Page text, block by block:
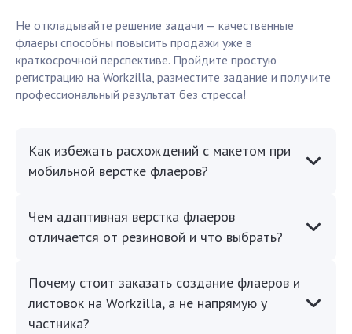
Не откладывайте решение задачи — качественные
флаеры способны повысить продажи уже в
краткосрочной перспективе. Пройдите простую
регистрацию на Workzilla, разместите задание и получите
профессиональный результат без стресса!
Как избежать расхождений с макетом при
мобильной верстке флаеров?
Чем адаптивная верстка флаеров
отличается от резиновой и что выбрать?
Почему стоит заказать создание флаеров и
листовок на Workzilla, а не напрямую у
частника?